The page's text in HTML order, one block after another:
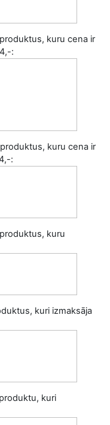
kuru cena ir
:
kuru cena ir
:
kuru
kuri izmaksāja
kuri